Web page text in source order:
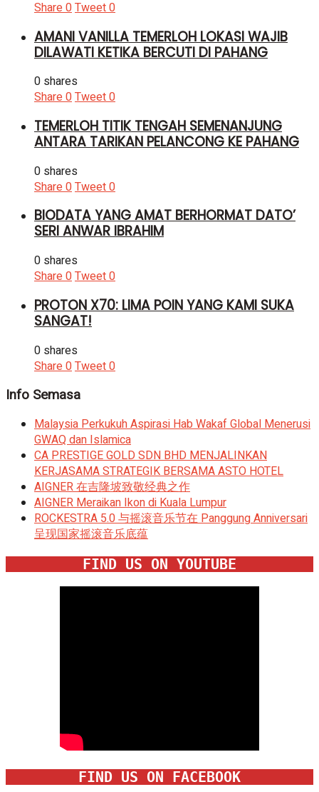
Share0Tweet0
AMANI VANILLA TEMERLOH LOKASI WAJIB
DILAWATI KETIKA BERCUTI DI PAHANG
0 shares
Share0Tweet0
TEMERLOH TITIK TENGAH SEMENANJUNG
ANTARA TARIKAN PELANCONG KE PAHANG
0 shares
Share0Tweet0
BIODATA YANG AMAT BERHORMAT DATO’
SERI ANWAR IBRAHIM
0 shares
Share0Tweet0
PROTON X70: LIMA POIN YANG KAMI SUKA
SANGAT!
0 shares
Share0Tweet0
Info Semasa
Malaysia Perkukuh Aspirasi Hab Wakaf Global Menerusi
GWAQ dan Islamica
CA PRESTIGE GOLD SDN BHD MENJALINKAN
KERJASAMA STRATEGIK BERSAMA ASTO HOTEL
AIGNER 在吉隆坡致敬经典之作
AIGNER Meraikan Ikon di Kuala Lumpur
ROCKESTRA 5.0 与摇滚音乐节在 Panggung Anniversari
呈现国家摇滚音乐底蕴
FIND US ON YOUTUBE
FIND US ON FACEBOOK